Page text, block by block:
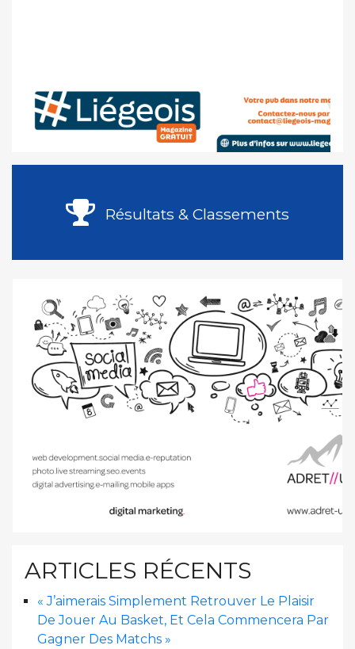
Résultats & Classements
ARTICLES RÉCENTS
« J’aimerais Simplement Retrouver Le Plaisir
De Jouer Au Basket, Et Cela Commencera Par
Gagner Des Matchs »